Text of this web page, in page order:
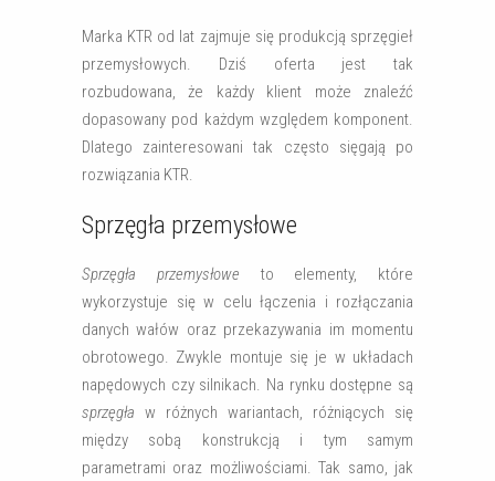
Marka KTR od lat zajmuje się produkcją sprzęgieł
przemysłowych. Dziś oferta jest tak
rozbudowana, że każdy klient może znaleźć
dopasowany pod każdym względem komponent.
Dlatego zainteresowani tak często sięgają po
rozwiązania KTR.
Sprzęgła przemysłowe
Sprzęgła przemysłowe to elementy, które
wykorzystuje się w celu łączenia i rozłączania
danych wałów oraz przekazywania im momentu
obrotowego. Zwykle montuje się je w układach
napędowych czy silnikach. Na rynku dostępne są
sprzęgła w różnych wariantach, różniących się
między sobą konstrukcją i tym samym
parametrami oraz możliwościami. Tak samo, jak